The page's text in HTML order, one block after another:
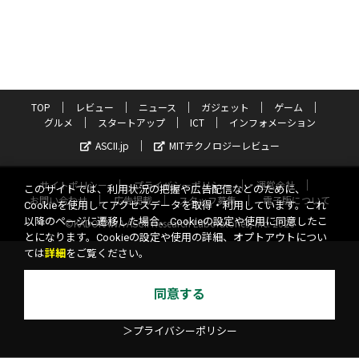
TOP レビュー ニュース ガジェット
ゲーム
グルメ
スタートアップ ICT
インフォメーション
ASCII.jp
MITテクノロジーレビュー
サイトポリシー プライバシーポリシー
運営会社
お問い合わせ
広告掲載 スタッフ募集
電子版について
©KADOKAWA ASCII Research Laboratories, Inc. 2026
このサイトでは、利用状況の把握や広告配信などのために、
Cookieを使用してアクセスデータを取得・利用しています。これ
以降のページに遷移した場合、Cookieの設定や使用に同意したこ
とになります。Cookieの設定や使用の詳細、オプトアウトについ
ては詳細 をご覧ください。
同意する
＞プライバシーポリシー